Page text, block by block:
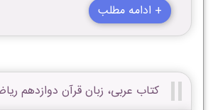
+ ادامه مطلب
کتاب عربی، زبان قرآن دوازدهم